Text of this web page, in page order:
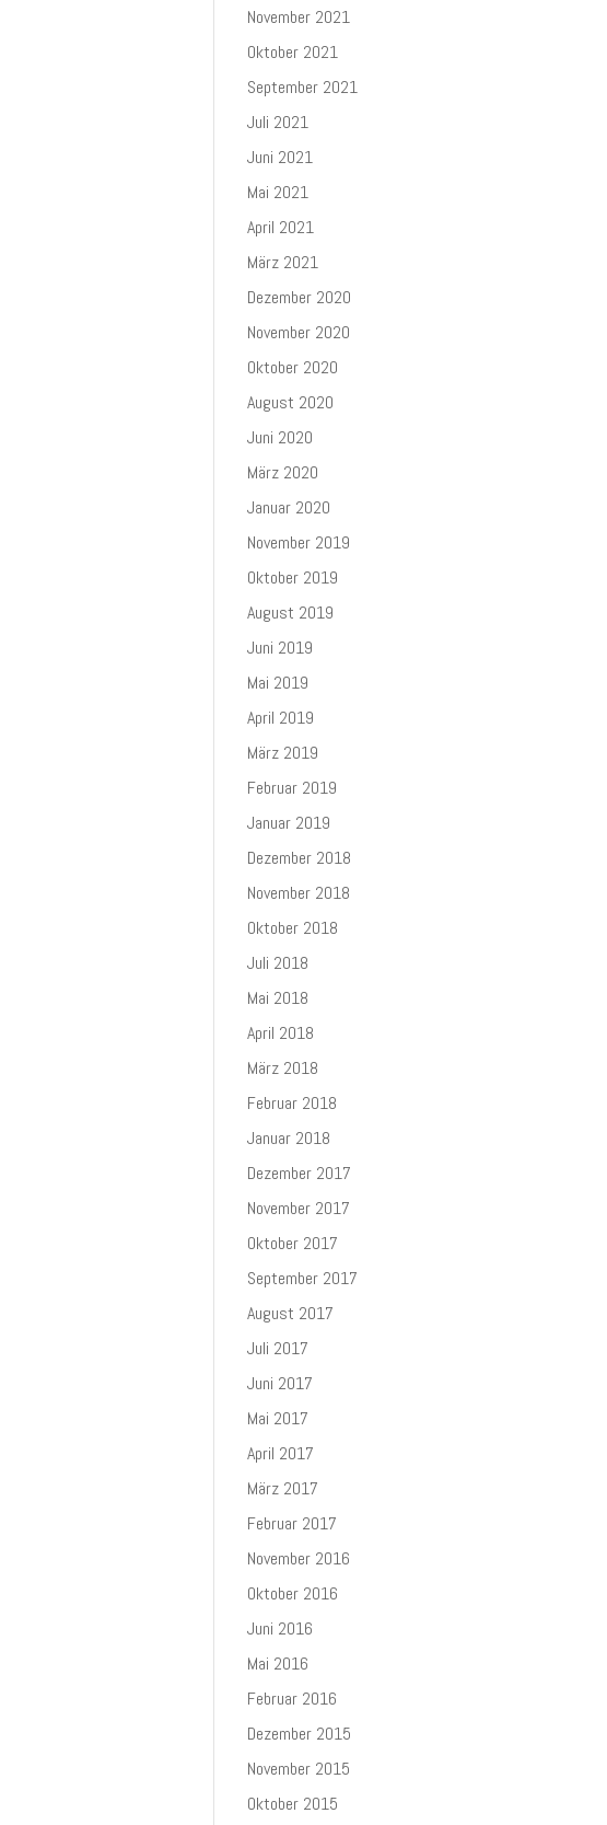
November 2021
Oktober 2021
September 2021
Juli 2021
Juni 2021
Mai 2021
April 2021
März 2021
Dezember 2020
November 2020
Oktober 2020
August 2020
Juni 2020
März 2020
Januar 2020
November 2019
Oktober 2019
August 2019
Juni 2019
Mai 2019
April 2019
März 2019
Februar 2019
Januar 2019
Dezember 2018
November 2018
Oktober 2018
Juli 2018
Mai 2018
April 2018
März 2018
Februar 2018
Januar 2018
Dezember 2017
November 2017
Oktober 2017
September 2017
August 2017
Juli 2017
Juni 2017
Mai 2017
April 2017
März 2017
Februar 2017
November 2016
Oktober 2016
Juni 2016
Mai 2016
Februar 2016
Dezember 2015
November 2015
Oktober 2015